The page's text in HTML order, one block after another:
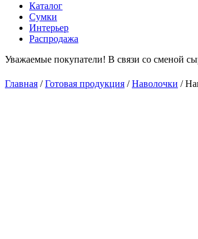
Каталог
Сумки
Интерьер
Распродажа
Уважаемые покупатели! В связи со сменой
Главная /Готовая продукция /Наволочки /